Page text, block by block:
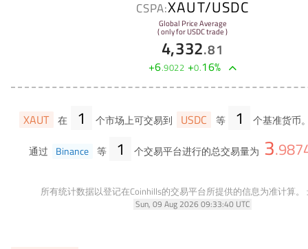
CSPA:XAUT/USDC
Global Price Average
( only for USDC trade )
4,332.81
+6.9022 +0.16%
XAUT 在 1 个市场上可交易到 USDC 等 1 个基准货币
通过 Binance 等 1 个交易平台进行的总交易量为 3.
所有统计数据以登记在Coinhills的交易平台所提供的信息为准计算。
Sun, 09 Aug 2026 09:33:40 UTC